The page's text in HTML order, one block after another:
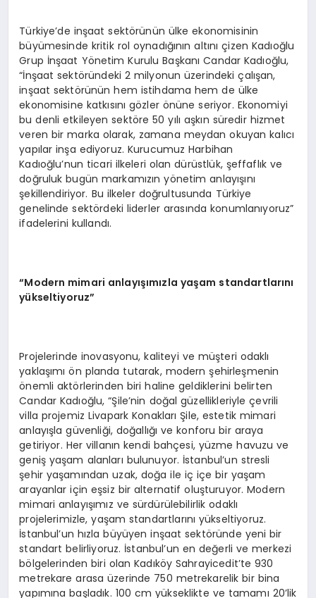
Türkiye’de inşaat sektörünün ülke ekonomisinin
büyümesinde kritik rol oynadığının altını çizen Kadıoğlu
Grup İnşaat Yönetim Kurulu Başkanı Candar Kadıoğlu,
“İnşaat sektöründeki 2 milyonun üzerindeki çalışan,
inşaat sektörünün hem istihdama hem de ülke
ekonomisine katkısını gözler önüne seriyor. Ekonomiyi
bu denli etkileyen sektöre 50 yılı aşkın süredir hizmet
veren bir marka olarak, zamana meydan okuyan kalıcı
yapılar inşa ediyoruz. Kurucumuz Harbihan
Kadıoğlu’nun ticari ilkeleri olan dürüstlük, şeffaflık ve
doğruluk bugün markamızın yönetim anlayışını
şekillendiriyor. Bu ilkeler doğrultusunda Türkiye
genelinde sektördeki liderler arasında konumlanıyoruz”
ifadelerini kullandı.
“Modern mimari anlayışımızla yaşam standartlarını
yükseltiyoruz”
Projelerinde inovasyonu, kaliteyi ve müşteri odaklı
yaklaşımı ön planda tutarak, modern şehirleşmenin
önemli aktörlerinden biri haline geldiklerini belirten
Candar Kadıoğlu, “Şile’nin doğal güzellikleriyle çevrili
villa projemiz Livapark Konakları Şile, estetik mimari
anlayışla güvenliği, doğallığı ve konforu bir araya
getiriyor. Her villanın kendi bahçesi, yüzme havuzu ve
geniş yaşam alanları bulunuyor. İstanbul’un stresli
şehir yaşamından uzak, doğa ile iç içe bir yaşam
arayanlar için eşsiz bir alternatif oluşturuyor. Modern
mimari anlayışımız ve sürdürülebilirlik odaklı
projelerimizle, yaşam standartlarını yükseltiyoruz.
İstanbul’un hızla büyüyen inşaat sektöründe yeni bir
standart belirliyoruz. İstanbul’un en değerli ve merkezi
bölgelerinden biri olan Kadıköy Sahrayicedit’te 930
metrekare arasa üzerinde 750 metrekarelik bir bina
yapımına başladık. 100 cm yükseklikte ve tamamı 20’lik